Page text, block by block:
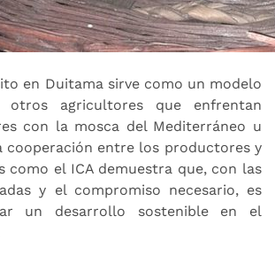
en Duitama sirve como un modelo
agricultores que enfrentan
con la mosca del Mediterráneo u
cooperación entre los productores y
como el ICA demuestra que, con las
y el compromiso necesario, es
un desarrollo sostenible en el